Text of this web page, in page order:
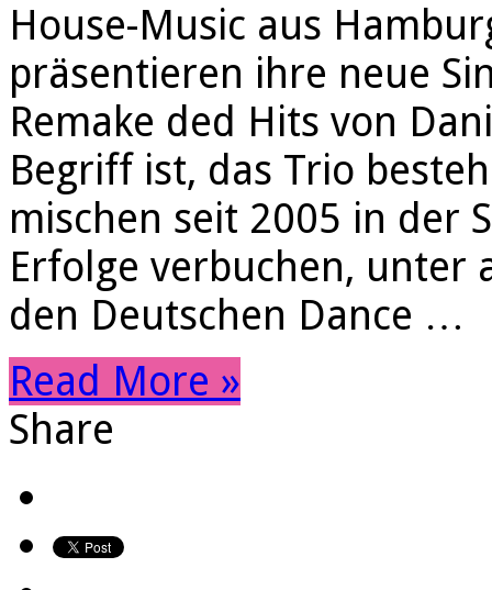
House-Music aus
präsentieren ihre neue
Remake ded Hits von
Begriff ist, das Trio
mischen seit 2005 in der
Erfolge verbuchen, unter
den Deutschen Dance …
Read More »
Share